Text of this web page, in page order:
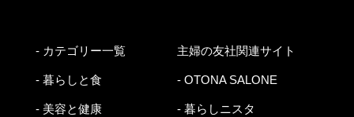
- カテゴリー一覧
- 暮らしと食
- 美容と健康
主婦の友社関連サイト
- OTONA SALONE
- 暮らしニスタ